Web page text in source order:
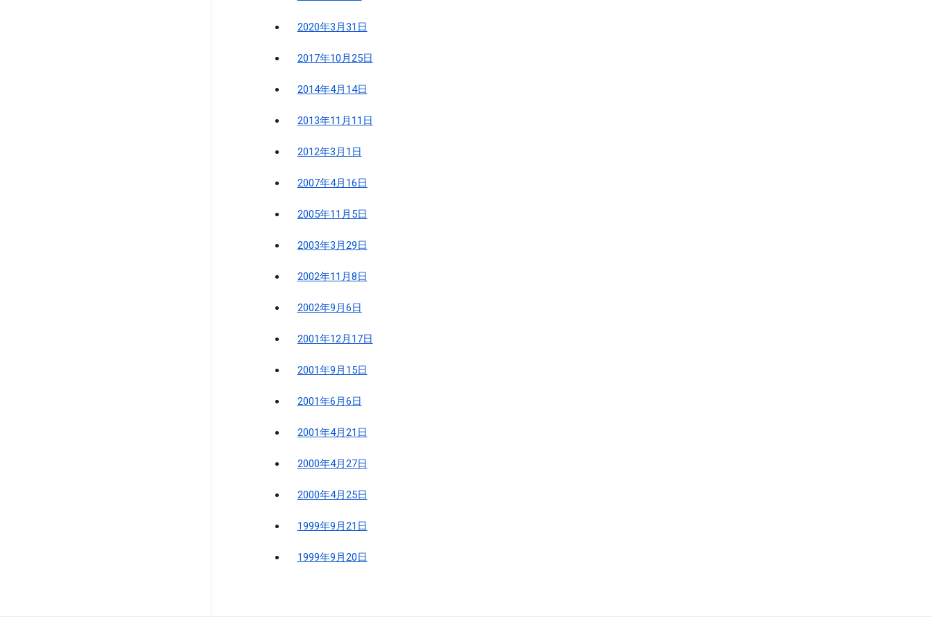
2020年3月31日
2017年10月25日
2014年4月14日
2013年11月11日
2012年3月1日
2007年4月16日
2005年11月5日
2003年3月29日
2002年11月8日
2002年9月6日
2001年12月17日
2001年9月15日
2001年6月6日
2001年4月21日
2000年4月27日
2000年4月25日
1999年9月21日
1999年9月20日